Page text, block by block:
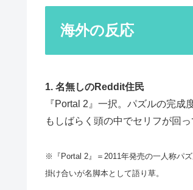
海外の反応
1. 名無しのReddit住民
『Portal 2』一択。パズルの完
もしばらく頭の中でセリフが回
※『Portal 2』＝2011年発売の一人称パ
掛け合いが名脚本として語り草。